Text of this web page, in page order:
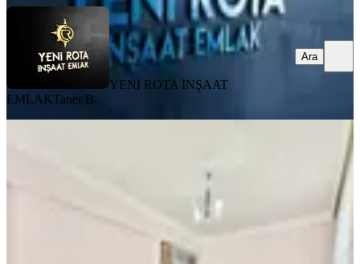
YENİ ROTA İNŞAAT
EMLAKTaner B
Ara
Onikişubat, Necip Fazıl Mahallesi
· 4. Kat·03.08.2026